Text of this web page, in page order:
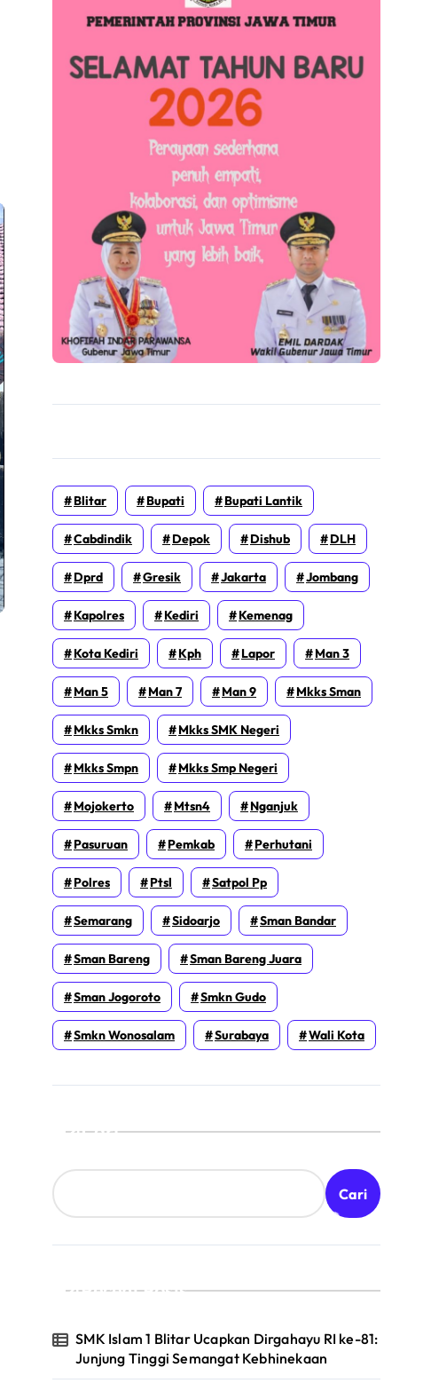
Blitar Bupati Bupati Lantik
Cabdindik Depok Dishub DLH
Dprd Gresik Jakarta Jombang
Kapolres Kediri Kemenag
Kota Kediri Kph Lapor Man 3
Man 5 Man 7 Man 9 Mkks Sman
Mkks Smkn Mkks SMK Negeri
Mkks Smpn Mkks Smp Negeri
Mojokerto Mtsn4 Nganjuk
Pasuruan Pemkab Perhutani
Polres Ptsl Satpol Pp
Semarang Sidoarjo Sman Bandar
Sman Bareng Sman Bareng Juara
Sman Jogoroto Smkn Gudo
Smkn Wonosalam Surabaya Wali Kota
Cari
Cari
Recent Posts
SMK Islam 1 Blitar Ucapkan Dirgahayu RI ke-81:
Junjung Tinggi Semangat Kebhinekaan